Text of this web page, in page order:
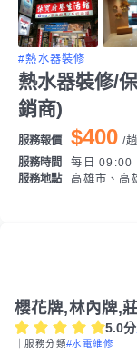
#熱水器裝修
熱水器裝修/
銷商)
服務報價 $400 /趟
服務時間
每日 09:00
服務地點
高雄市、高
櫻花牌,林內牌,
5.0分
｜服務分類#水電維修